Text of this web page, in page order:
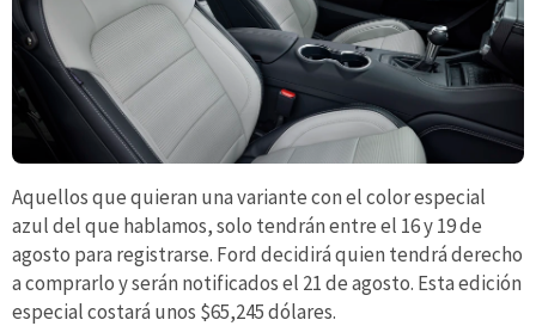
Aquellos que quieran una variante con el color especial
azul del que hablamos, solo tendrán entre el 16 y 19 de
agosto para registrarse. Ford decidirá quien tendrá derecho
a comprarlo y serán notificados el 21 de agosto. Esta edición
especial costará unos $65,245 dólares.